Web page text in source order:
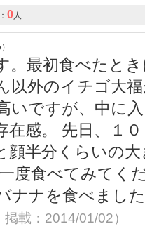
0人
。最初食べたと
以外のイチゴ大
いですが、中に
在感。 先日、１
顔半分くらいの
度食べてみてく
ナナを食べまし
載：2014/01/02）